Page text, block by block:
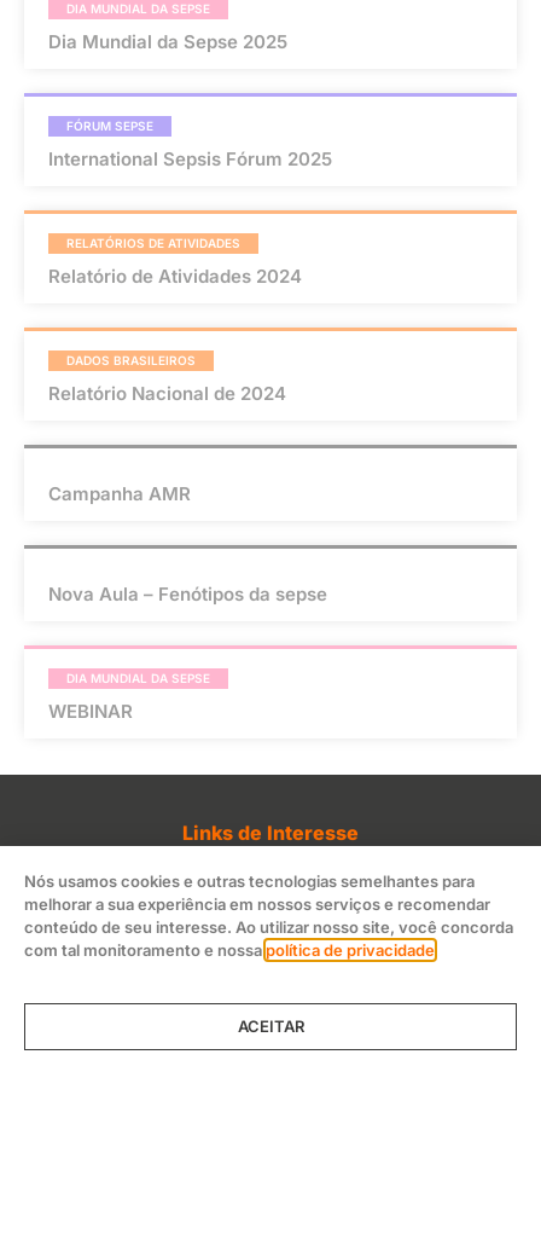
DIA MUNDIAL DA SEPSE
Dia Mundial da Sepse 2025
FÓRUM SEPSE
International Sepsis Fórum 2025
RELATÓRIOS DE ATIVIDADES
Relatório de Atividades 2024
DADOS BRASILEIROS
Relatório Nacional de 2024
Campanha AMR
Nova Aula – Fenótipos da sepse
DIA MUNDIAL DA SEPSE
WEBINAR
Links de Interesse
World Sepsis Day
ILAS Online
Dia Mundial da Sepse
Surviving Sepsis
Horário de Funcionamento
Nós usamos cookies e outras tecnologias semelhantes para
melhorar a sua experiência em nossos serviços e recomendar
conteúdo de seu interesse. Ao utilizar nosso site, você concorda
com tal monitoramento e nossapolítica de privacidade
ACEITAR